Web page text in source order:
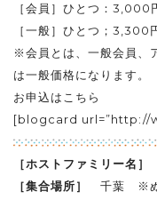
［会員］ひとつ：
［一般］ひとつ；
※会員とは、一般会員、
は一般価格になります。
お申込はこちら
[blogcard url=”http://
［ホストファミリー名］
［集合場所］
千葉 ※ぬ